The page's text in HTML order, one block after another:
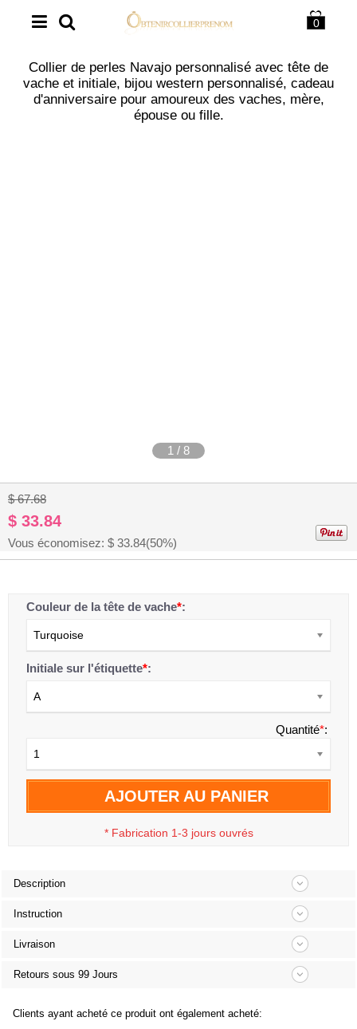
0
Collier de perles Navajo personnalisé avec tête de
vache et initiale, bijou western personnalisé, cadeau
d'anniversaire pour amoureux des vaches, mère,
épouse ou fille.
1 / 8
$ 67.68
$ 33.84
Vous économisez: $ 33.84(50%)
Couleur de la tête de vache*:
Turquoise
Initiale sur l'étiquette*:
A
Quantité*:
1
AJOUTER AU PANIER
* Fabrication 1-3 jours ouvrés
Description
Instruction
Livraison
Retours sous 99 Jours
Clients ayant acheté ce produit ont également acheté: